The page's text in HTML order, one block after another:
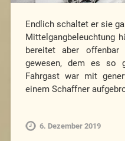
Endlich schaltet er sie
Mittelgangbeleuchtung
bereitet aber
gewesen, dem es so
Fahrgast war mit
einem Schaffner
6. Dezember 2019